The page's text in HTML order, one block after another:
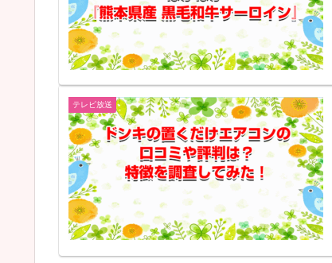
テレビ放送